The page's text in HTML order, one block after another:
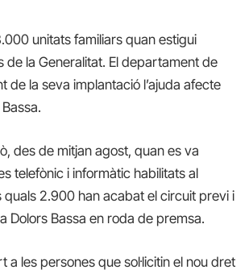
unitats familiars quan estigui
de la Generalitat. El departament de
de la seva implantació l’ajuda afecte
des de mitjan agost, quan es va
telefònic i informàtic habilitats al
2.900 han acabat el circuit previ i
Dolors Bassa en roda de premsa.
les persones que sol·licitin el nou dret